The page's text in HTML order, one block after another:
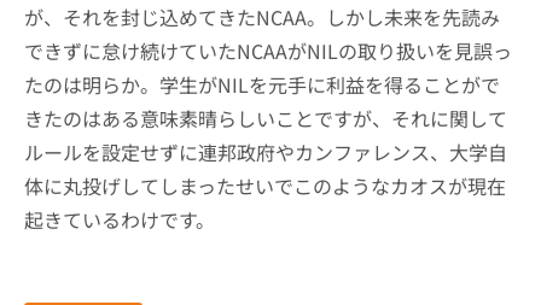
が、それを封じ込めてきたNCAA。しかし未来を先読み
できずに怠け続けていたNCAAがNILの取り扱いを見誤っ
たのは明らか。学生がNILを元手に利益を得ることがで
きたのはある意味素晴らしいことですが、それに関して
ルールを設定せずに連邦政府やカンファレンス、大学自
体に丸投げしてしまったせいでこのようなカオスが現在
起きているわけです。